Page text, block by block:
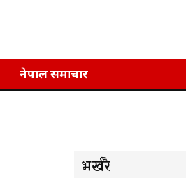
नेपाल समाचार
भर्खरै